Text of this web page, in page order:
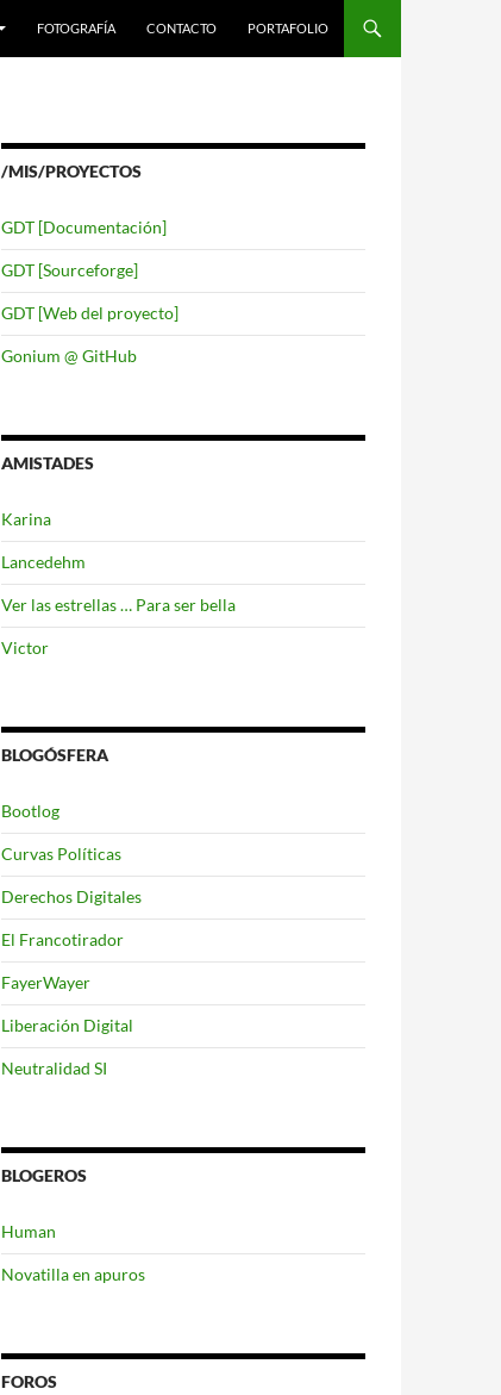
FOTOGRAFÍA CONTACTO PORTAFOLIO
/MIS/PROYECTOS
GDT [Documentación]
GDT [Sourceforge]
GDT [Web del proyecto]
Gonium @ GitHub
AMISTADES
Karina
Lancedehm
Ver las estrellas … Para ser bella
Victor
BLOGÓSFERA
Bootlog
Curvas Políticas
Derechos Digitales
El Francotirador
FayerWayer
Liberación Digital
Neutralidad SI
BLOGEROS
Human
Novatilla en apuros
FOROS